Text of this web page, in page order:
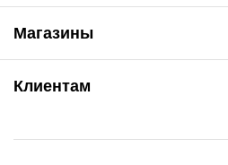
Магазины
ул. Рабочая, 2-а
Клиентам